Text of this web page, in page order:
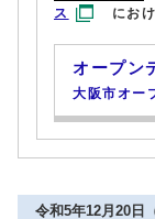
ス
にお
オープン
大阪市オー
令和5年12月20日